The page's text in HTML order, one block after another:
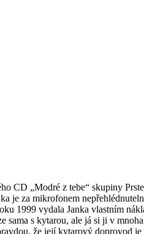
CD „Modré z tebe“ skupiny
je za mikrofonem
1999 vydala Janka vlastním
sama s kytarou, ale já si ji v
že její kytarový doprovod